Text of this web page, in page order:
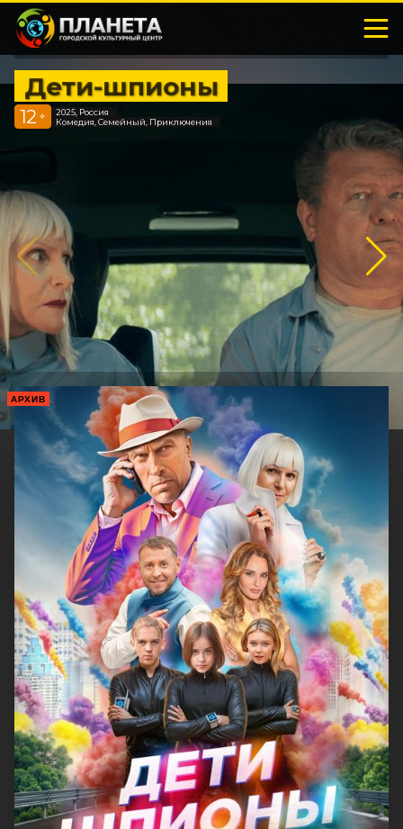
Дети-шпионы
12 +
2025, Россия
Комедия, Семейный, Приключения
АРХИВ